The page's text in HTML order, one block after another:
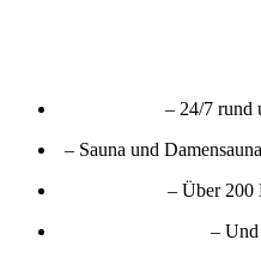
– 24/7 rund
– ⁠Sauna und
– ⁠Über 200
–